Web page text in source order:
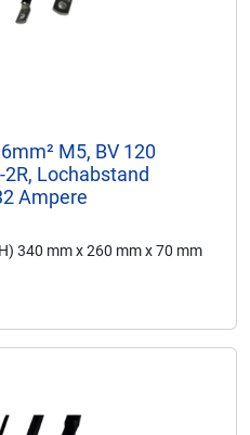
M5, BV 120
Lochabstand
Ampere
340 mm x 260 mm x 70 mm